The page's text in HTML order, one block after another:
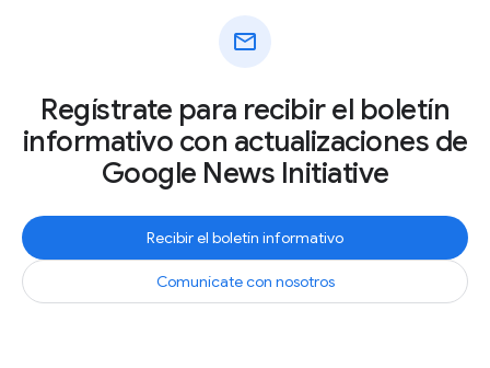
mail
Regístrate para recibir el boletín
informativo con actualizaciones de
Google News Initiative
Recibir el boletín informativo
Comunícate con nosotros